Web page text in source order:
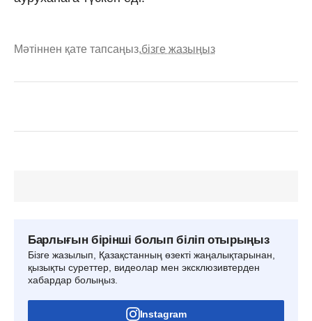
Мәтіннен қате тапсаңыз,бізге жазыңыз
Барлығын бірінші болып біліп отырыңыз
Бізге жазылып, Қазақстанның өзекті жаңалықтарынан,
қызықты суреттер, видеолар мен эксклюзивтерден
хабардар болыңыз.
Instagram